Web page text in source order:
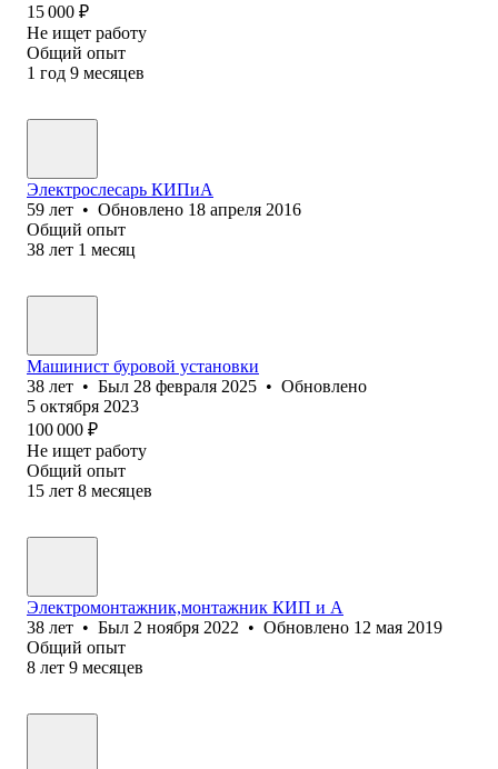
15 000 ₽
Не ищет работу
Общий опыт
1 год 9 месяцев
Электрослесарь КИПиА
59 лет • Обновлено 18 апреля 2016
Общий опыт
38 лет 1 месяц
Машинист буровой установки
38 лет • Был 28 февраля 2025 • Обновлено
5 октября 2023
100 000 ₽
Не ищет работу
Общий опыт
15 лет 8 месяцев
Электромонтажник,монтажник КИП и А
38 лет • Был 2 ноября 2022 • Обновлено 12 мая 2019
Общий опыт
8 лет 9 месяцев